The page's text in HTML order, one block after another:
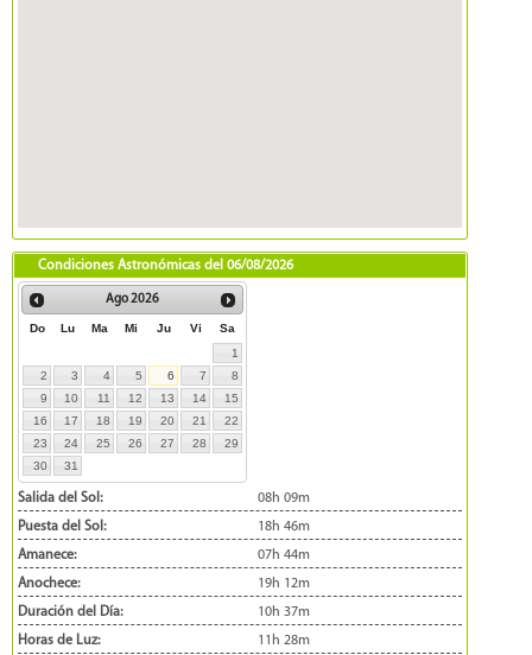
Condiciones Astronómicas del 06/08/2026
Ago2026
Do Lu Ma Mi Ju Vi
Sa
1
2
3 4 5 6 7
8
9
10 11 12 13 14
15
16
17 18 19 20 21
22
23
24 25 26 27 28
29
30
31
Salida del Sol:
08h 09m
Puesta del Sol:
18h 46m
Amanece:
07h 44m
Anochece:
19h 12m
Duración del Día:
10h 37m
Horas de Luz:
11h 28m